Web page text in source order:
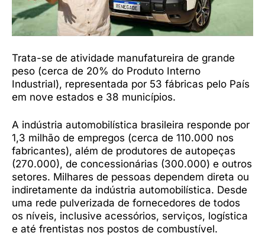
Trata-se de atividade manufatureira de grande
peso (cerca de 20% do Produto Interno
Industrial), representada por 53 fábricas pelo País
em nove estados e 38 municípios.
A indústria automobilística brasileira responde por
1,3 milhão de empregos (cerca de 110.000 nos
fabricantes), além de produtores de autopeças
(270.000), de concessionárias (300.000) e outros
setores. Milhares de pessoas dependem direta ou
indiretamente da indústria automobilística. Desde
uma rede pulverizada de fornecedores de todos
os níveis, inclusive acessórios, serviços, logística
e até frentistas nos postos de combustível.